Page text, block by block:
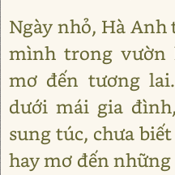
Ngày nhỏ, Hà
mình trong vườn
mơ đến tương
dưới mái gia
sung túc, chưa
hay mơ đến